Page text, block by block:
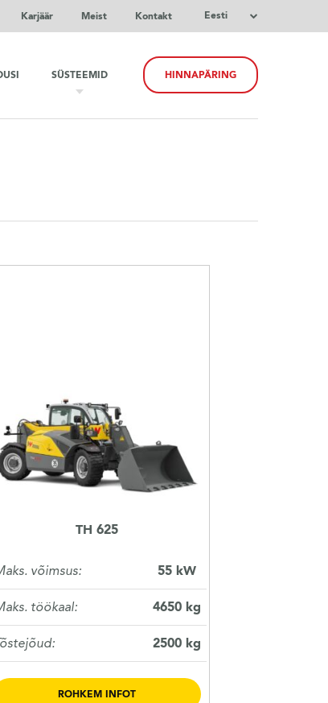
Karjäär Meist Kontakt Eesti
SÜSTEEMID HINNAPÄRING
TH 625
võimsus: 55 kW
töökaal: 4650 kg
2500 kg
ROHKEM INFOT